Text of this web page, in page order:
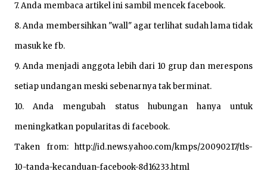
7. Anda membaca artikel ini sambil mencek facebook.
8. Anda membersihkan "wall" agar terlihat sudah lama tidak
masuk ke fb.
9. Anda menjadi anggota lebih dari 10 grup dan merespons
setiap undangan meski sebenarnya tak berminat.
10. Anda mengubah status hubungan hanya untuk
meningkatkan popularitas di facebook.
Taken from: http://id.news.yahoo.com/kmps/20090217/tls-
10-tanda-kecanduan-facebook-8d16233.html